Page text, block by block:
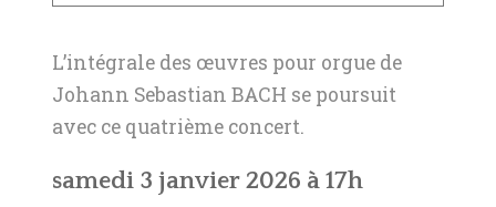
L’intégrale des œuvres pour orgue de
Johann Sebastian BACH se poursuit
avec ce quatrième concert.
samedi 3 janvier 2026 à 17h